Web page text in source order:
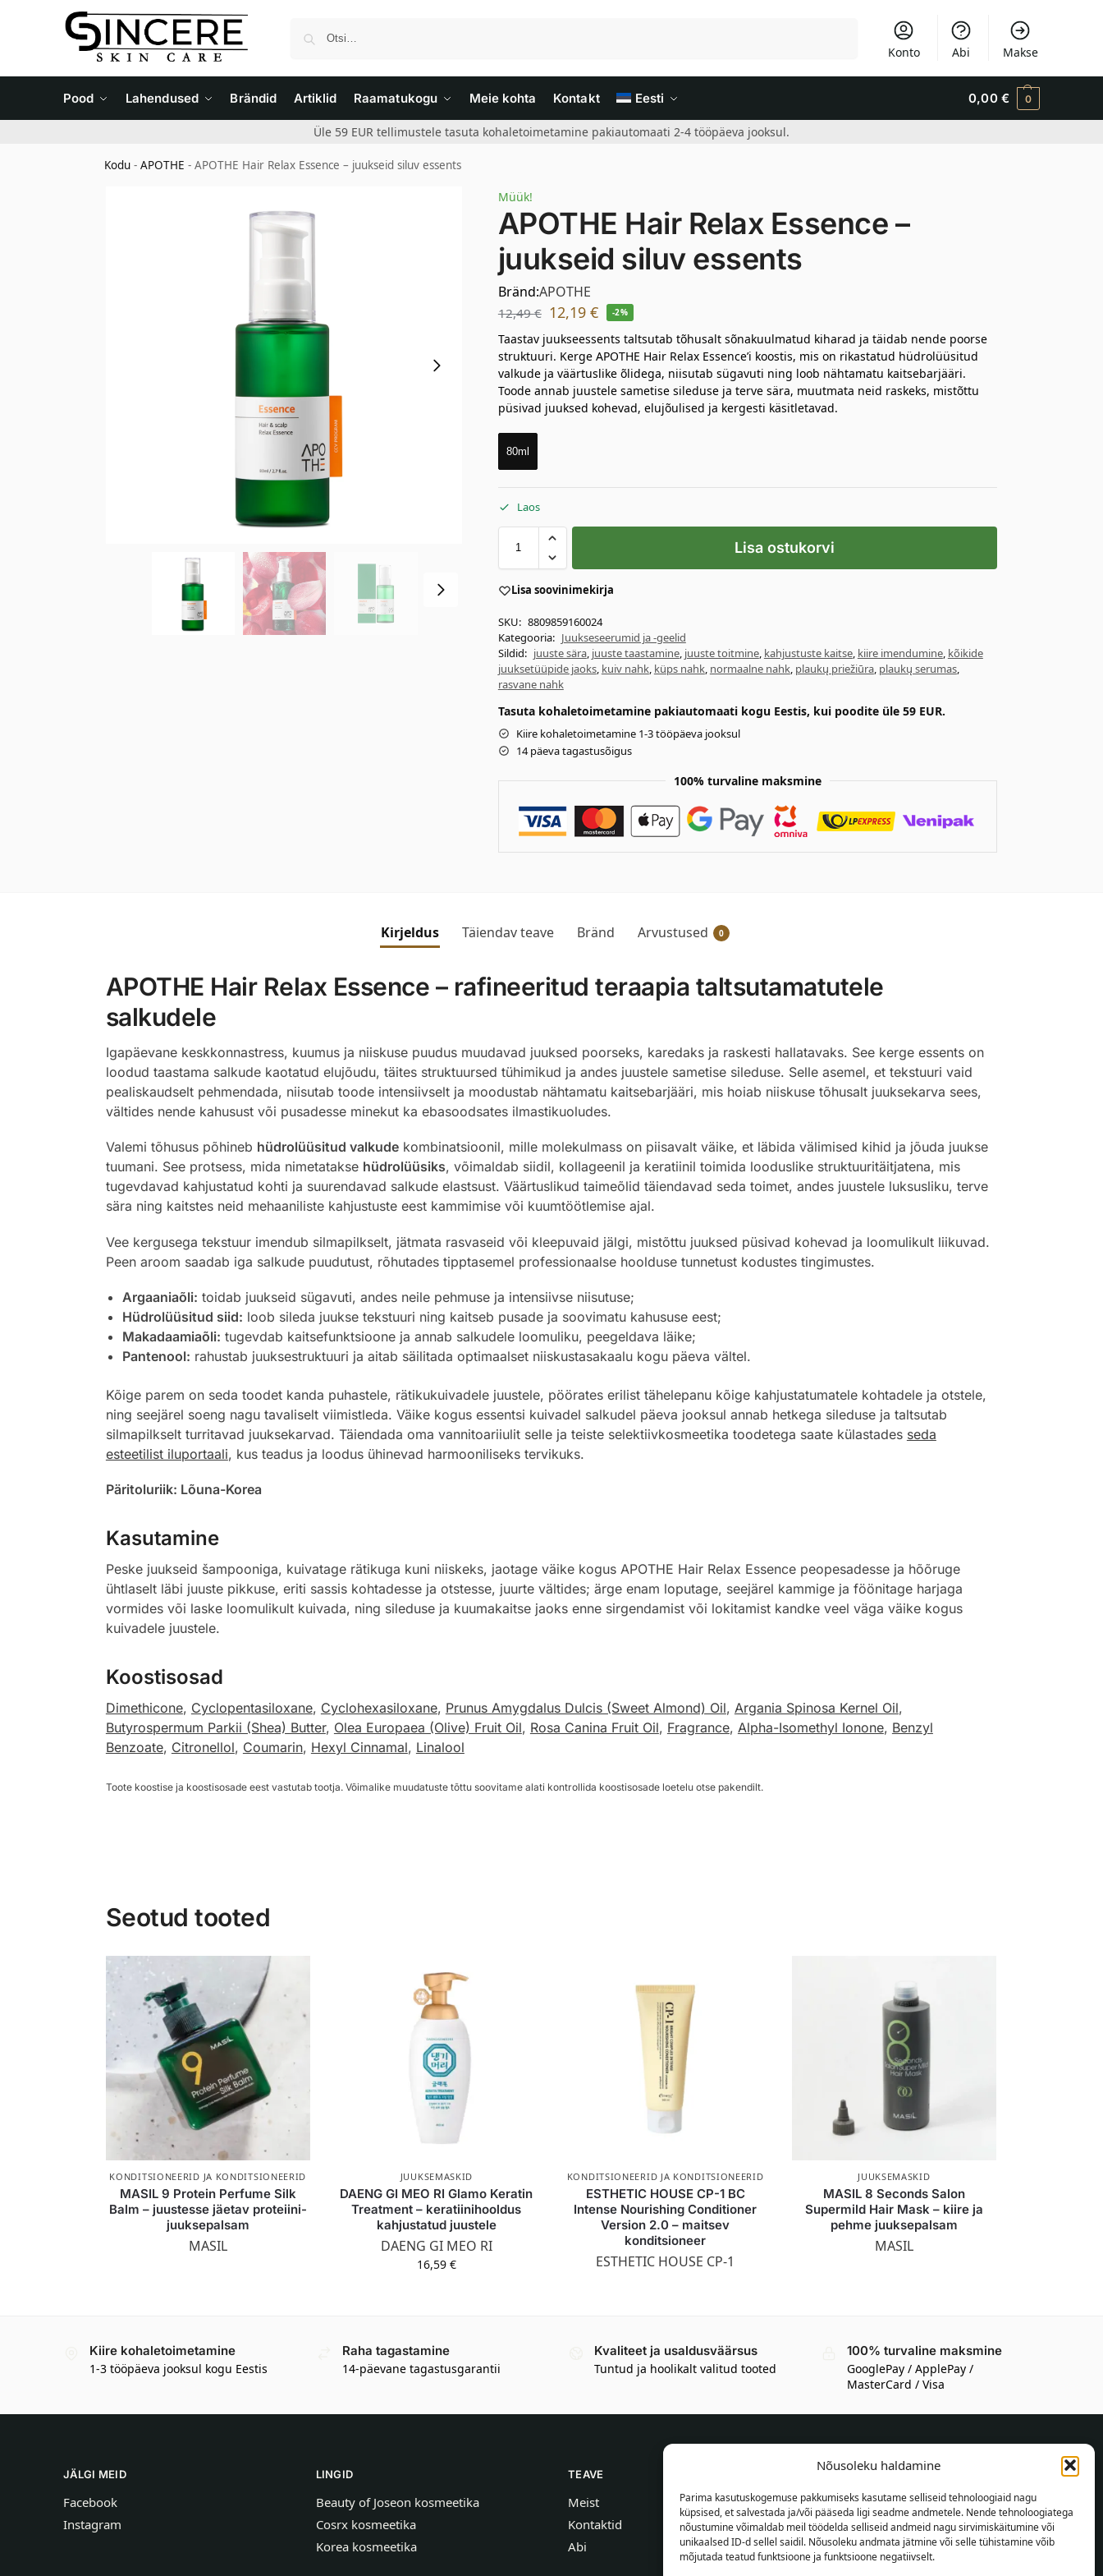
Nõusoleku haldamine
Parima kasutuskogemuse pakkumiseks kasutame selliseid tehnoloogiaid nagu
küpsised, et salvestada ja/või pääseda ligi seadme andmetele. Nende tehnoloogiatega
nõustumine võimaldab meil töödelda selliseid andmeid nagu sirvimiskäitumine või
unikaalsed ID-d sellel saidil. Nõusoleku andmata jätmine või selle tühistamine võib
mõjutada teatud funktsioone ja funktsioone negatiivselt.
Konto Abi Makse
Pood Lahendused Brändid Artiklid Raamatukogu Meie kohta Kontakt Eesti 0,00 € 0
Üle 59 EUR tellimustele tasuta kohaletoimetamine pakiautomaati 2-4 tööpäeva jooksul.
Kodu -APOTHE -APOTHE Hair Relax Essence – juukseid siluv essents
Müük!
APOTHE Hair Relax Essence –
juukseid siluv essents
Bränd:APOTHE
12,49€ 12,19 € -2%
Taastav juukseessents taltsutab tõhusalt sõnakuulmatud kiharad ja täidab nende poorse
struktuuri. Kerge APOTHE Hair Relax Essence’i koostis, mis on rikastatud hüdrolüüsitud
valkude ja väärtuslike õlidega, niisutab sügavuti ning loob nähtamatu kaitsebarjääri.
Toode annab juustele sametise sileduse ja terve sära, muutmata neid raskeks, mistõttu
püsivad juuksed kohevad, elujõulised ja kergesti käsitletavad.
80ml
Laos
Lisa ostukorvi
Lisa soovinimekirja
SKU: 8809859160024
Kategooria: Juukseseerumid ja -geelid
Sildid: juuste sära, juuste taastamine, juuste toitmine, kahjustuste kaitse, kiire imendumine, kõikide
juuksetüüpide jaoks, kuiv nahk, küps nahk, normaalne nahk, plaukų priežiūra, plaukų serumas,
rasvane nahk
Tasuta kohaletoimetamine pakiautomaati kogu Eestis, kui poodite üle 59 EUR.
Kiire kohaletoimetamine 1-3 tööpäeva jooksul
14 päeva tagastusõigus
100% turvaline maksmine
Kirjeldus Täiendav teave Bränd Arvustused 0
APOTHE Hair Relax Essence – rafineeritud teraapia taltsutamatutele
salkudele
Igapäevane keskkonnastress, kuumus ja niiskuse puudus muudavad juuksed poorseks, karedaks ja raskesti hallatavaks. See kerge essents on
loodud taastama salkude kaotatud elujõudu, täites struktuursed tühimikud ja andes juustele sametise sileduse. Selle asemel, et tekstuuri vaid
pealiskaudselt pehmendada, niisutab toode intensiivselt ja moodustab nähtamatu kaitsebarjääri, mis hoiab niiskuse tõhusalt juuksekarva sees,
vältides nende kahusust või pusadesse minekut ka ebasoodsates ilmastikuoludes.
Valemi tõhusus põhineb hüdrolüüsitud valkudekombinatsioonil, mille molekulmass on piisavalt väike, et läbida välimised kihid ja jõuda juukse
tuumani. See protsess, mida nimetatakse hüdrolüüsiks, võimaldab siidil, kollageenil ja keratiinil toimida looduslike struktuuritäitjatena, mis
tugevdavad kahjustatud kohti ja suurendavad salkude elastsust. Väärtuslikud taimeõlid täiendavad seda toimet, andes juustele luksusliku, terve
sära ning kaitstes neid mehaaniliste kahjustuste eest kammimise või kuumtöötlemise ajal.
Vee kergusega tekstuur imendub silmapilkselt, jätmata rasvaseid või kleepuvaid jälgi, mistõttu juuksed püsivad kohevad ja loomulikult liikuvad.
Peen aroom saadab iga salkude puudutust, rõhutades tipptasemel professionaalse hoolduse tunnetust kodustes tingimustes.
Argaaniaõli: toidab juukseid sügavuti, andes neile pehmuse ja intensiivse niisutuse;
Hüdrolüüsitud siid: loob sileda juukse tekstuuri ning kaitseb pusade ja soovimatu kahususe eest;
Makadaamiaõli: tugevdab kaitsefunktsioone ja annab salkudele loomuliku, peegeldava läike;
Pantenool: rahustab juuksestruktuuri ja aitab säilitada optimaalset niiskustasakaalu kogu päeva vältel.
Kõige parem on seda toodet kanda puhastele, rätikukuivadele juustele, pöörates erilist tähelepanu kõige kahjustatumatele kohtadele ja otstele,
ning seejärel soeng nagu tavaliselt viimistleda. Väike kogus essentsi kuivadel salkudel päeva jooksul annab hetkega sileduse ja taltsutab
silmapilkselt turritavad juuksekarvad. Täiendada oma vannitoariiulit selle ja teiste selektiivkosmeetika toodetega saate külastades seda
esteetilist iluportaali, kus teadus ja loodus ühinevad harmooniliseks tervikuks.
Päritoluriik: Lõuna-Korea
Kasutamine
Peske juukseid šampooniga, kuivatage rätikuga kuni niiskeks, jaotage väike kogus APOTHE Hair Relax Essence peopesadesse ja hõõruge
ühtlaselt läbi juuste pikkuse, eriti sassis kohtadesse ja otstesse, juurte vältides; ärge enam loputage, seejärel kammige ja föönitage harjaga
vormides või laske loomulikult kuivada, ning sileduse ja kuumakaitse jaoks enne sirgendamist või lokitamist kandke veel väga väike kogus
kuivadele juustele.
Koostisosad
Dimethicone, Cyclopentasiloxane, Cyclohexasiloxane, Prunus Amygdalus Dulcis (Sweet Almond) Oil, Argania Spinosa Kernel Oil,
Butyrospermum Parkii (Shea) Butter, Olea Europaea (Olive) Fruit Oil, Rosa Canina Fruit Oil, Fragrance, Alpha-Isomethyl Ionone, Benzyl
Benzoate, Citronellol, Coumarin, Hexyl Cinnamal, Linalool
Toote koostise ja koostisosade eest vastutab tootja. Võimalike muudatuste tõttu soovitame alati kontrollida koostisosade loetelu otse pakendilt.
Seotud tooted
KONDITSIONEERID JA KONDITSIONEERID
MASIL 9 Protein Perfume Silk
Balm – juustesse jäetav proteiini-
juuksepalsam
MASIL
JUUKSEMASKID
DAENG GI MEO RI Glamo Keratin
Treatment – keratiinihooldus
kahjustatud juustele
DAENG GI MEO RI
16,59 €
KONDITSIONEERID JA KONDITSIONEERID
ESTHETIC HOUSE CP-1 BC
Intense Nourishing Conditioner
Version 2.0 – maitsev
konditsioneer
ESTHETIC HOUSE CP-1
JUUKSEMASKID
MASIL 8 Seconds Salon
Supermild Hair Mask – kiire ja
pehme juuksepalsam
MASIL
Kiire kohaletoimetamine
1-3 tööpäeva jooksul kogu Eestis
Raha tagastamine
14-päevane tagastusgarantii
Kvaliteet ja usaldusväärsus
Tuntud ja hoolikalt valitud tooted
100% turvaline maksmine
GooglePay / ApplePay /
MasterCard / Visa
JÄLGI MEID
Facebook
Instagram
LINGID
Beauty of Joseon kosmeetika
Cosrx kosmeetika
Korea kosmeetika
TEAVE
Meist
Kontaktid
Abi
TEAVE OSTJALE
Tarnetingimused
Tingimused
Privaatsuspoliitika